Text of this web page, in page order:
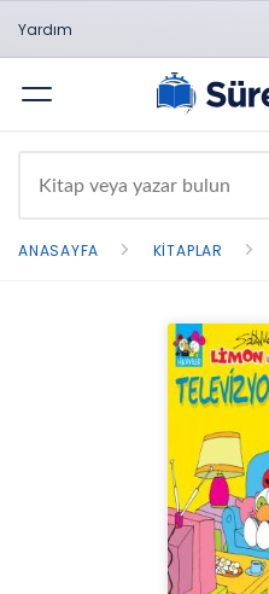
Yardım
Menü
ANASAYFA KITAPLAR